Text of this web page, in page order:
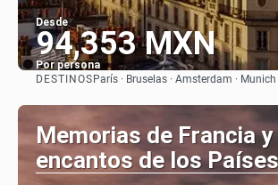
Desde
94,353 MXN
Por persona
DESTINOS París · Bruselas · Amsterdam · Munich
Memorias de Francia y
encantos de los